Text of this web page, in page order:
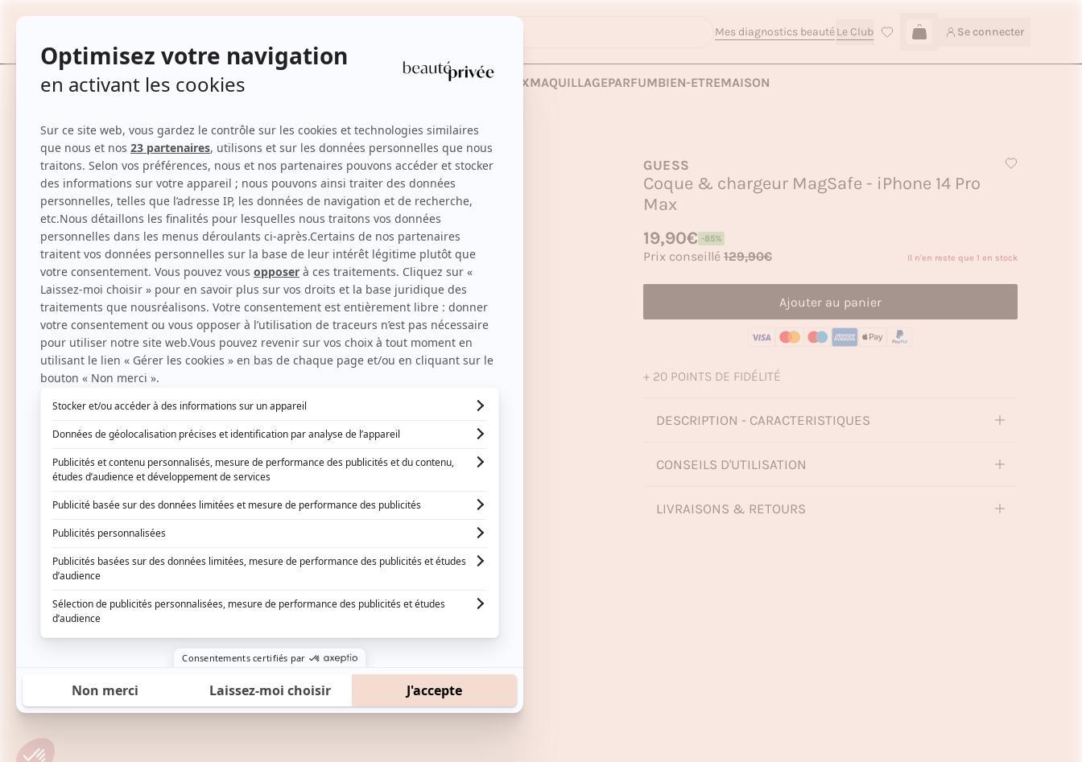
Mes diagnostics beautéLe Club Se connecter
Connexion
SOINSCHEVEUXMAQUILLAGEPARFUMBIEN-ETREMAISON
Coque & chargeur MagSafe - iPhone 14 Pro Max
GUESS
Coque & chargeur MagSafe - iPhone 14 Pro
Max
Prix soldé
19,90€ -85%
Prix habituel
Prix conseillé 129,90€ Il n'en reste que 1 en stock
Ajouter au panier
+ 20 POINTS DE FIDÉLITÉ
DESCRIPTION - CARACTERISTIQUES
CONSEILS D'UTILISATION
LIVRAISONS & RETOURS
Coque & chargeur MagSafe - iPhone 14 Pro Max Ajouter au panier — 19,90€